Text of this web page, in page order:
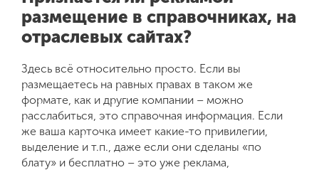
размещение в справочниках, на
отраслевых сайтах?
Здесь всё относительно просто. Если вы
размещаетесь на равных правах в таком же
формате, как и другие компании – можно
расслабиться, это справочная информация. Если
же ваша карточка имеет какие-то привилегии,
выделение и т.п., даже если они сделаны «по
блату» и бесплатно – это уже реклама,